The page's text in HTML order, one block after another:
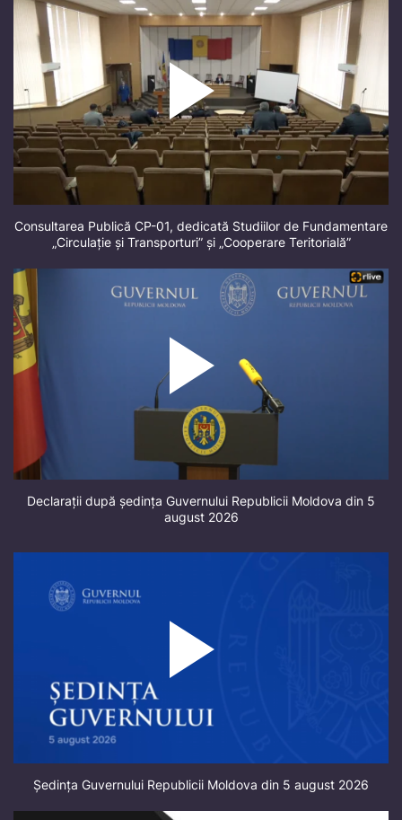
Consultarea Publică CP-01, dedicată Studiilor de Fundamentare
„Circulație și Transporturi” și „Cooperare Teritorială”
Declarații după ședința Guvernului Republicii Moldova din 5
august 2026
Ședința Guvernului Republicii Moldova din 5 august 2026